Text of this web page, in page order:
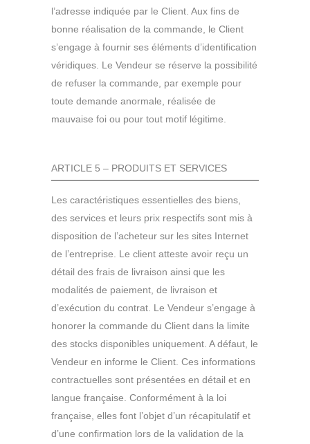
l’adresse indiquée par le Client. Aux fins de
bonne réalisation de la commande, le Client
s’engage à fournir ses éléments d’identification
véridiques. Le Vendeur se réserve la possibilité
de refuser la commande, par exemple pour
toute demande anormale, réalisée de
mauvaise foi ou pour tout motif légitime.
ARTICLE 5 – PRODUITS ET SERVICES
Les caractéristiques essentielles des biens,
des services et leurs prix respectifs sont mis à
disposition de l’acheteur sur les sites Internet
de l’entreprise. Le client atteste avoir reçu un
détail des frais de livraison ainsi que les
modalités de paiement, de livraison et
d’exécution du contrat. Le Vendeur s’engage à
honorer la commande du Client dans la limite
des stocks disponibles uniquement. A défaut, le
Vendeur en informe le Client. Ces informations
contractuelles sont présentées en détail et en
langue française. Conformément à la loi
française, elles font l’objet d’un récapitulatif et
d’une confirmation lors de la validation de la